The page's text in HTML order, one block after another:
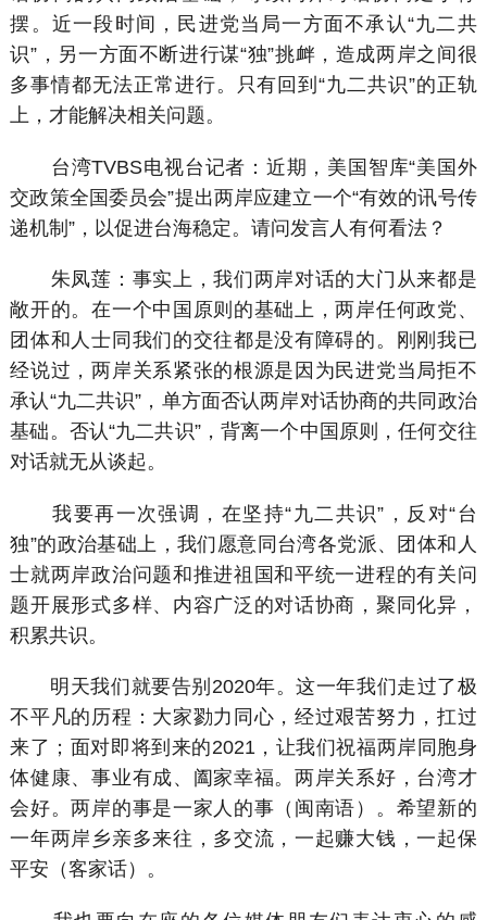
摆。近一段时间，民进党当局一方面不承认“九二共
识”，另一方面不断进行谋“独”挑衅，造成两岸之间很
多事情都无法正常进行。只有回到“九二共识”的正轨
上，才能解决相关问题。
台湾TVBS电视台记者：近期，美国智库“美国外
交政策全国委员会”提出两岸应建立一个“有效的讯号传
递机制”，以促进台海稳定。请问发言人有何看法？
朱凤莲：事实上，我们两岸对话的大门从来都是
敞开的。在一个中国原则的基础上，两岸任何政党、
团体和人士同我们的交往都是没有障碍的。刚刚我已
经说过，两岸关系紧张的根源是因为民进党当局拒不
承认“九二共识”，单方面否认两岸对话协商的共同政治
基础。否认“九二共识”，背离一个中国原则，任何交往
对话就无从谈起。
我要再一次强调，在坚持“九二共识”，反对“台
独”的政治基础上，我们愿意同台湾各党派、团体和人
士就两岸政治问题和推进祖国和平统一进程的有关问
题开展形式多样、内容广泛的对话协商，聚同化异，
积累共识。
明天我们就要告别2020年。这一年我们走过了极
不平凡的历程：大家勠力同心，经过艰苦努力，扛过
来了；面对即将到来的2021，让我们祝福两岸同胞身
体健康、事业有成、阖家幸福。两岸关系好，台湾才
会好。两岸的事是一家人的事（闽南语）。希望新的
一年两岸乡亲多来往，多交流，一起赚大钱，一起保
平安（客家话）。